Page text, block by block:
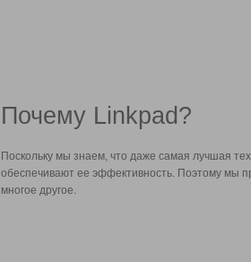
Почему Linkpad?
Поскольку мы знаем, что даже самая лучшая
обеспечивают ее эффективность. Поэтому мы
многое другое.